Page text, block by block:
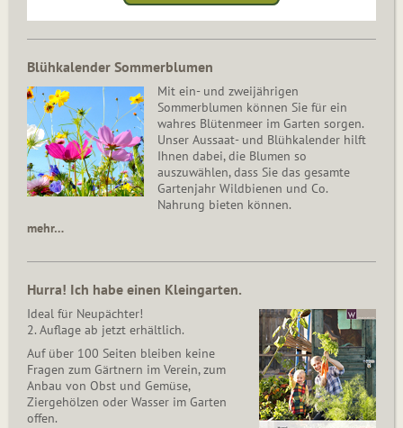
Blühkalender Sommerblumen
Mit ein- und zweijährigen
Sommerblumen können Sie für ein
wahres Blütenmeer im Garten sorgen.
Unser Aussaat- und Blühkalender hilft
Ihnen dabei, die Blumen so
auszuwählen, dass Sie das gesamte
Gartenjahr Wildbienen und Co.
Nahrung bieten können.
mehr…
Hurra! Ich habe einen Kleingarten.
Ideal für Neupächter!
2. Auflage ab jetzt erhältlich.
Auf über 100 Seiten bleiben keine
Fragen zum Gärtnern im Verein, zum
Anbau von Obst und Gemüse,
Ziergehölzen oder Wasser im Garten
offen.